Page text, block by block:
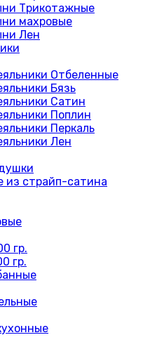
Трикотажные
махровые
Лен
Отбеленные
Бязь
Сатин
Поплин
Перкаль
Лен
из страйп-сатина
гр.
гр.